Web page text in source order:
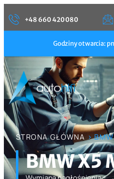
+48 660 420 080
Godziny otwarcia:
STRONA GŁÓWNA >
BMW X5